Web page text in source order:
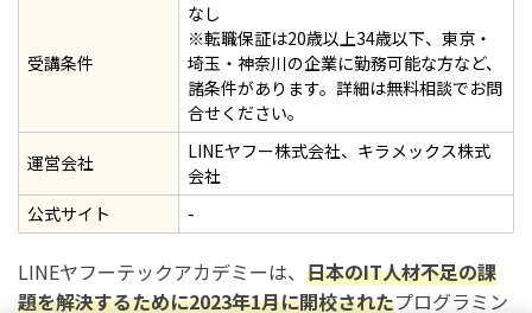
受講条件
なし
※転職保証は20歳以上34歳以下、東京・
埼玉・神奈川の企業に勤務可能な方など、
諸条件があります。詳細は無料相談でお問
合せください。
運営会社
LINEヤフー株式会社、キラメックス株式
会社
公式サイト
-
LINEヤフーテックアカデミーは、 日本のIT人材不足の課
題を解決するために2023年1月に開校されたプログラミン